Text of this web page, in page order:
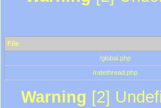
File
/global.php
/ratethread.php
Warning [2]